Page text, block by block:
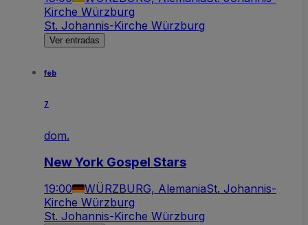
Kirche Würzburg
St. Johannis-Kirche Würzburg
Ver entradas
feb
7
dom.
New York Gospel Stars
19:00 WÜRZBURG, AlemaniaSt. Johannis-
Kirche Würzburg
St. Johannis-Kirche Würzburg